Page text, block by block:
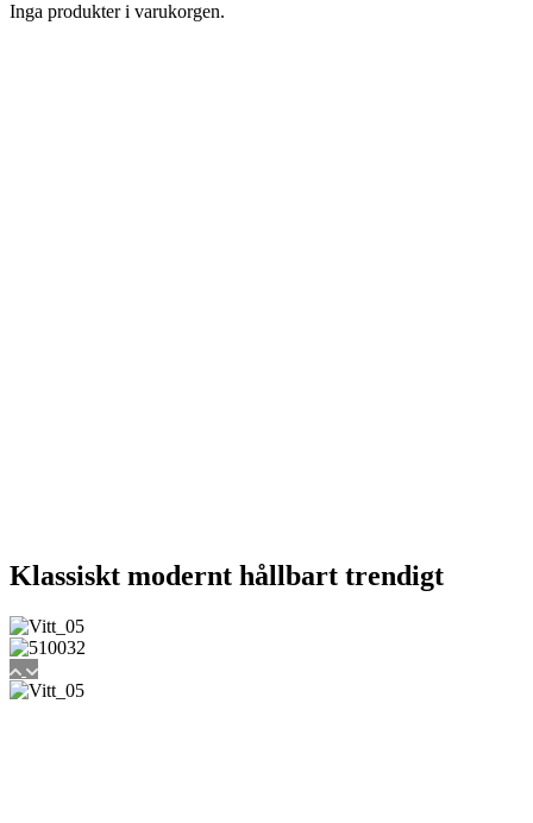
Inga produkter i varukorgen.
Klassiskt modernt hållbart trendigt